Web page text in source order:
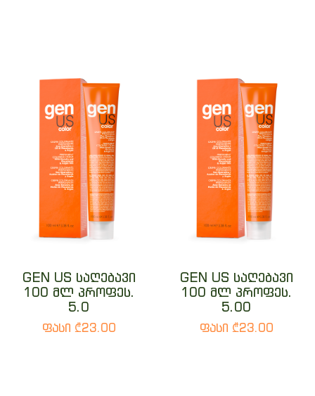
GEN US საღებავი
100 მლ პროფეს.
5.0
ფასი ₾23.00
GEN US საღებავი
100 მლ პროფეს.
5.00
ფასი ₾23.00